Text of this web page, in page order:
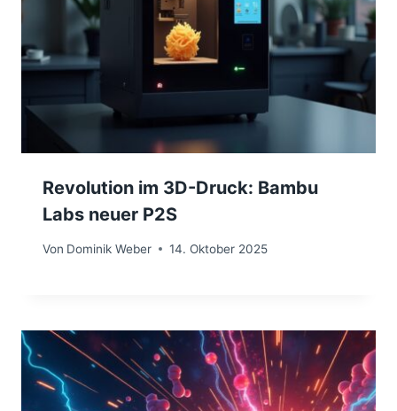
Revolution im 3D-Druck: Bambu
Labs neuer P2S
Von Dominik Weber 14. Oktober 2025